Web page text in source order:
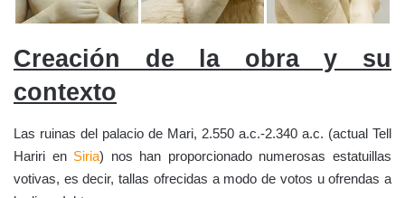
Creación de la obra y su
contexto
Las ruinas del palacio de Mari, 2.550 a.c.-2.340 a.c. (actual Tell
Hariri en Siria) nos han proporcionado numerosas estatuillas
votivas, es decir, tallas ofrecidas a modo de votos u ofrendas a